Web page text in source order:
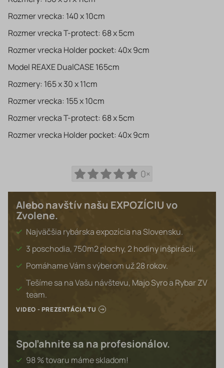
Rozmer vrecka: 140 x 10cm
Rozmer vrecka T-protect: 68 x 5cm
Rozmer vrecka Holder pocket: 40x 9cm
Model REAXE DualCASE 165cm
Rozmery: 165 x 30 x 11cm
Rozmer vrecka: 155 x 10cm
Rozmer vrecka T-protect: 68 x 5cm
Rozmer vrecka Holder pocket: 40x 9cm
0×
Alebo navštív našu EXPOZÍCIU vo
Zvolene.
Najväčšia rybárska expozícia na Slovensku.
3 poschodia, 750m2 plochy, 2 hodiny inšpirácii.
Pomáhame Vám s výberom už 28 rokov.
Tešíme sa na Vašu návštevu, Majo Syro a Rybar ZV
team.
VIDEO - PREZENTÁCIA TU
Spoľahnite sa na profesionálov.
98 % tovaru máme skladom!